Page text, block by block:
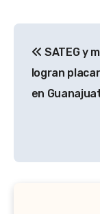
de
SATEG y
logran
en